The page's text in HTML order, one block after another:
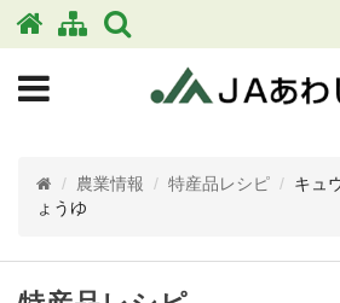
/ 農業情報 / 特産品レシピ / キュ
ょうゆ